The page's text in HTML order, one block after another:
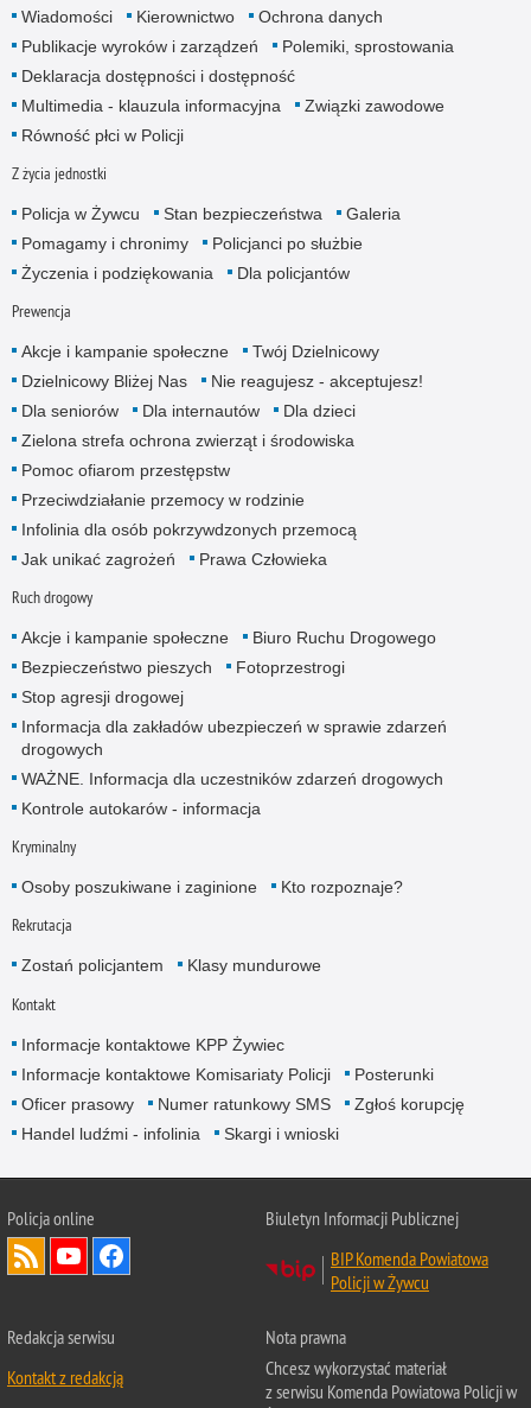
Wiadomości Kierownictwo
Ochrona danych
Publikacje wyroków i zarządzeń
Polemiki, sprostowania
Deklaracja dostępności i dostępność
Multimedia - klauzula informacyjna
Związki zawodowe
Równość płci w Policji
Z życia jednostki
Policja w Żywcu Stan bezpieczeństwa
Galeria
Pomagamy i chronimy
Policjanci po służbie
Życzenia i podziękowania
Dla policjantów
Prewencja
Akcje i kampanie społeczne
Twój Dzielnicowy
Dzielnicowy Bliżej Nas
Nie reagujesz - akceptujesz!
Dla seniorów
Dla internautów
Dla dzieci
Zielona strefa ochrona zwierząt i środowiska
Pomoc ofiarom przestępstw
Przeciwdziałanie przemocy w rodzinie
Infolinia dla osób pokrzywdzonych przemocą
Jak unikać zagrożeń
Prawa Człowieka
Ruch drogowy
Akcje i kampanie społeczne
Biuro Ruchu Drogowego
Bezpieczeństwo pieszych
Fotoprzestrogi
Stop agresji drogowej
Informacja dla zakładów ubezpieczeń w sprawie zdarzeń
drogowych
WAŻNE. Informacja dla uczestników zdarzeń drogowych
Kontrole autokarów - informacja
Kryminalny
Osoby poszukiwane i zaginione Kto rozpoznaje?
Rekrutacja
Zostań policjantem Klasy mundurowe
Kontakt
Informacje kontaktowe KPP Żywiec
Informacje kontaktowe Komisariaty Policji
Posterunki
Oficer prasowy
Numer ratunkowy SMS
Zgłoś korupcję
Handel ludźmi - infolinia
Skargi i wnioski
Policja online
Biuletyn Informacji Publicznej
BIP Komenda Powiatowa
Policji w Żywcu
Redakcja serwisu
Kontakt z redakcją
Nota prawna
Chcesz wykorzystać materiał
z serwisu Komenda Powiatowa Policji w